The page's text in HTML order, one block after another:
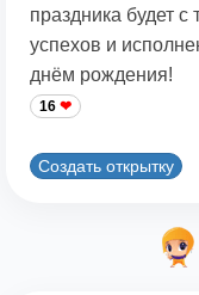
праздника будет
успехов и
днём рождения!
16
Создать открытку